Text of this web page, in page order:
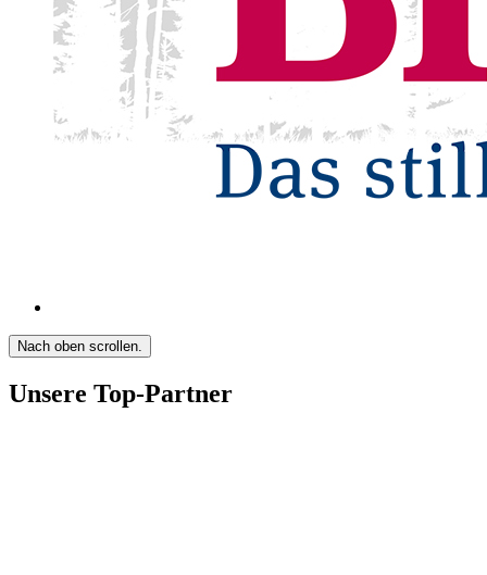
Nach oben scrollen.
Unsere Top-Partner